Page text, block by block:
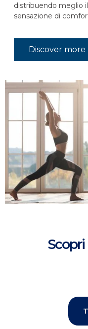
distribuendo meglio
sensazione di
Discover more